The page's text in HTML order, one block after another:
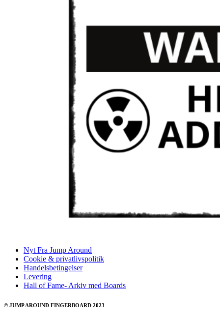
Nyt Fra Jump Around
Cookie & privatlivspolitik
Handelsbetingelser
Levering
Hall of Fame- Arkiv med Boards
© JUMP AROUND FINGERBOARD 2023